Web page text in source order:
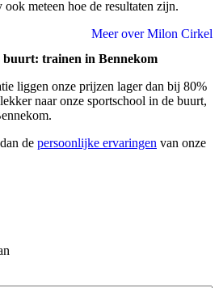
meteen hoe de resultaten zijn.
Meer over Milon Cirkel
buurt: trainen in Bennekom
liggen onze prijzen lager dan bij 80%
naar onze sportschool in de buurt,
de persoonlijke ervaringen van onze